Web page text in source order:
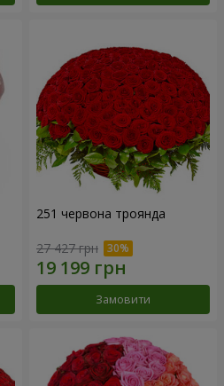
251 червона троянда
27 427 грн
Замовити